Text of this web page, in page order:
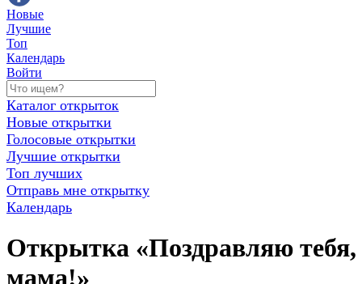
Новые
Лучшие
Топ
Календарь
Войти
Каталог открыток
Новые открытки
Голосовые открытки
Лучшие открытки
Топ лучших
Отправь мне открытку
Календарь
Открытка «Поздравляю тебя,
мама!»